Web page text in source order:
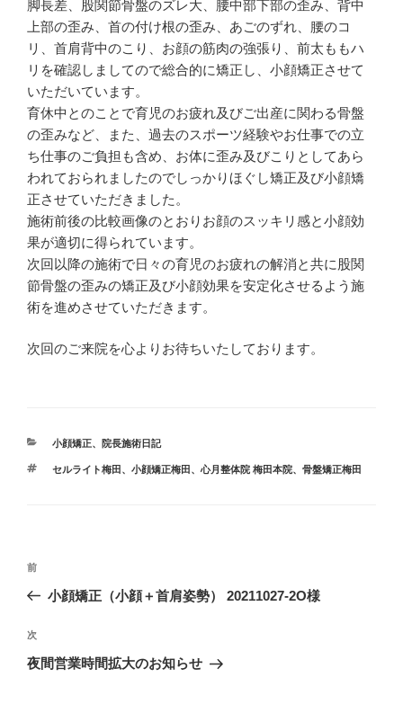
脚長差、股関節骨盤のズレ大、腰中部下部の歪み、背中
上部の歪み、首の付け根の歪み、あごのずれ、腰のコ
リ、首肩背中のこり、お顔の筋肉の強張り、前太ももハ
リを確認しましてので総合的に矯正し、小顔矯正させて
いただいています。
育休中とのことで育児のお疲れ及びご出産に関わる骨盤
の歪みなど、また、過去のスポーツ経験やお仕事での立
ち仕事のご負担も含め、お体に歪み及びこりとしてあら
われておられましたのでしっかりほぐし矯正及び小顔矯
正させていただきました。
施術前後の比較画像のとおりお顔のスッキリ感と小顔効
果が適切に得られています。
次回以降の施術で日々の育児のお疲れの解消と共に股関
節骨盤の歪みの矯正及び小顔効果を安定化させるよう施
術を進めさせていただきます。
次回のご来院を心よりお待ちいたしております。
カ
ゴ
小顔矯正、 院長施術日記
タ
セルライト梅田 、 小顔矯正梅田 、 心月整体院 梅田本院、 骨盤矯正梅田
投
ナ
ビ
ゲ
前
の
稿
前
小顔矯正（小顔＋首肩姿勢） 20211027-2O様
次
の
次
夜間営業時間拡大のお知らせ